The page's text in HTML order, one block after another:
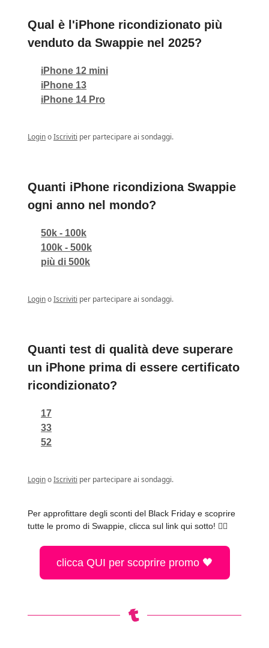
Qual è l'iPhone ricondizionato più
venduto da Swappie nel 2025?
iPhone 12 mini
iPhone 13
iPhone 14 Pro
LoginoIscriviti per partecipare ai sondaggi.
Quanti iPhone ricondiziona Swappie
ogni anno nel mondo?
50k - 100k
100k - 500k
più di 500k
LoginoIscriviti per partecipare ai sondaggi.
Quanti test di qualità deve superare
un iPhone prima di essere certificato
ricondizionato?
17
33
52
LoginoIscriviti per partecipare ai sondaggi.
Per approfittare degli sconti del Black Friday e scoprire
tutte le promo di Swappie, clicca sul link qui sotto! 👇🏻
clicca QUI per scoprire promo 🖤